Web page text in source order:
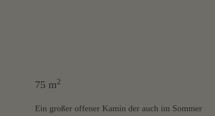
75 m2
Ein großer offener Kamin der auch im Sommer